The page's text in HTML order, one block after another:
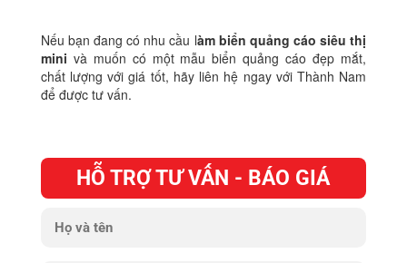
Nếu bạn đang có nhu cầu làm biển quảng cáo siêu thị
mini và muốn có một mẫu biển quảng cáo đẹp mắt,
chất lượng với giá tốt, hãy liên hệ ngay với Thành Nam
để được tư vấn.
HỖ TRỢ TƯ VẤN - BÁO GIÁ